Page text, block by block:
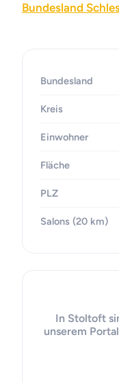
Bundesland
Bundesland
Kreis
Einwohner
Fläche
PLZ
Salons (20 km)
In Stoltoft
unserem